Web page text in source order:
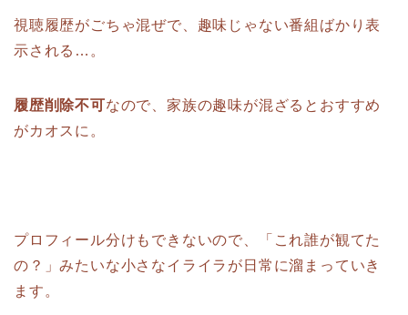
視聴履歴がごちゃ混ぜで、趣味じゃない番組ばかり表
示される…。
履歴削除不可なので、家族の趣味が混ざるとおすすめ
がカオスに。
プロフィール分けもできないので、「これ誰が観てた
の？」みたいな小さなイライラが日常に溜まっていき
ます。